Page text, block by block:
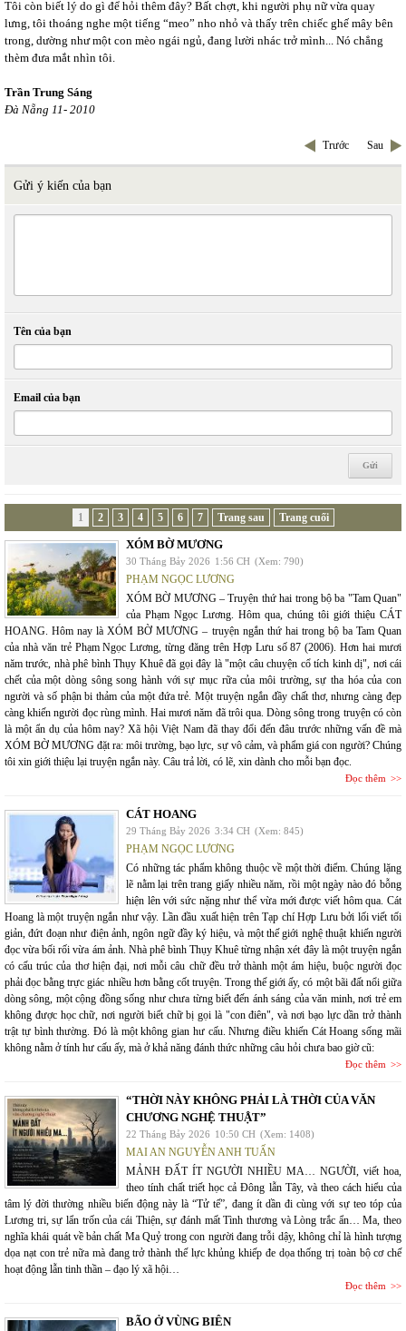
Tôi còn biết lý do gì để hỏi thêm đây? Bất chợt, khi người phụ nữ vừa quay
lưng, tôi thoáng nghe một tiếng “meo” nho nhỏ và thấy trên chiếc ghế mây bên
trong, dường như một con mèo ngái ngủ, đang lười nhác trở mình... Nó chẳng
thèm đưa mắt nhìn tôi.
Trần Trung Sáng
Đà Nẵng 11- 2010
Trước Sau
Gửi ý kiến của bạn
Tên của bạn
Email của bạn
1 2 3 4 5 6 7 Trang sau Trang cuối
XÓM BỜ MƯƠNG
30 Tháng Bảy 2026 1:56 CH (Xem: 790)
PHẠM NGỌC LƯƠNG
XÓM BỜ MƯƠNG – Truyện thứ hai trong bộ ba "Tam Quan"
của Phạm Ngọc Lương. Hôm qua, chúng tôi giới thiệu CÁT
HOANG. Hôm nay là XÓM BỜ MƯƠNG – truyện ngắn thứ hai trong bộ ba Tam Quan
của nhà văn trẻ Phạm Ngọc Lương, từng đăng trên Hợp Lưu số 87 (2006). Hơn hai mươi
năm trước, nhà phê bình Thụy Khuê đã gọi đây là "một câu chuyện cổ tích kinh dị", nơi cái
chết của một dòng sông song hành với sự mục rữa của môi trường, sự tha hóa của con
người và số phận bi thảm của một đứa trẻ. Một truyện ngắn đầy chất thơ, nhưng càng đẹp
càng khiến người đọc rùng mình. Hai mươi năm đã trôi qua. Dòng sông trong truyện có còn
là một ẩn dụ của hôm nay? Xã hội Việt Nam đã thay đổi đến đâu trước những vấn đề mà
XÓM BỜ MƯƠNG đặt ra: môi trường, bạo lực, sự vô cảm, và phẩm giá con người? Chúng
tôi xin giới thiệu lại truyện ngắn này. Câu trả lời, có lẽ, xin dành cho mỗi bạn đọc.
Đọc thêm
CÁT HOANG
29 Tháng Bảy 2026 3:34 CH (Xem: 845)
PHẠM NGỌC LƯƠNG
Có những tác phẩm không thuộc về một thời điểm. Chúng lặng
lẽ nằm lại trên trang giấy nhiều năm, rồi một ngày nào đó bỗng
hiện lên với sức nặng như thể vừa mới được viết hôm qua. Cát
Hoang là một truyện ngắn như vậy. Lần đầu xuất hiện trên Tạp chí Hợp Lưu bởi lối viết tối
giản, đứt đoạn như điện ảnh, ngôn ngữ đầy ký hiệu, và một thế giới nghệ thuật khiến người
đọc vừa bối rối vừa ám ảnh. Nhà phê bình Thụy Khuê từng nhận xét đây là một truyện ngắn
có cấu trúc của thơ hiện đại, nơi mỗi câu chữ đều trở thành một ám hiệu, buộc người đọc
phải đọc bằng trực giác nhiều hơn bằng cốt truyện. Trong thế giới ấy, có một bãi đất nổi giữa
dòng sông, một cộng đồng sống như chưa từng biết đến ánh sáng của văn minh, nơi trẻ em
không được học chữ, nơi người biết chữ bị gọi là "con điên", và nơi bạo lực dần trở thành
trật tự bình thường. Đó là một không gian hư cấu. Nhưng điều khiến Cát Hoang sống mãi
không nằm ở tính hư cấu ấy, mà ở khả năng đánh thức những câu hỏi chưa bao giờ cũ:
Đọc thêm
“THỜI NÀY KHÔNG PHẢI LÀ THỜI CỦA VĂN
CHƯƠNG NGHỆ THUẬT”
22 Tháng Bảy 2026 10:50 CH (Xem: 1408)
MAI AN NGUYỄN ANH TUẤN
MẢNH ĐẤT ÍT NGƯỜI NHIỀU MA… NGƯỜI, viết hoa,
theo tính chất triết học cả Đông lẫn Tây, và theo cách hiểu của
tâm lý đời thường nhiều biến động này là “Tử tế”, đang ít dần đi cùng với sự teo tóp của
Lương tri, sự lẩn trốn của cái Thiện, sự đánh mất Tình thương và Lòng trắc ẩn… Ma, theo
nghĩa khái quát về bản chất Ma Quỷ trong con người đang trỗi dậy, không chỉ là hình tượng
dọa nạt con trẻ nữa mà đang trở thành thế lực khủng khiếp đe dọa thống trị toàn bộ cơ chế
hoạt động lẫn tinh thần – đạo lý xã hội…
Đọc thêm
BÃO Ở VÙNG BIÊN